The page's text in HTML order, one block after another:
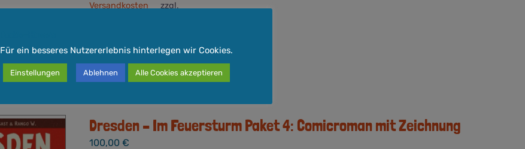
zzgl.
Versandkosten
In den Warenkorb Quick View
Dresden – Im Feuersturm Paket 4: Comicroman mit Zeichnung
100,00 €
Für ein besseres Nutzererlebnis hinterlegen wir Cookies.
Einstellungen Ablehnen Alle Cookies akzeptieren